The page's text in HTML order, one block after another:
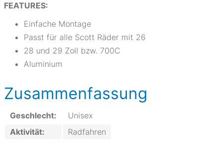
FEATURES:
Einfache Montage
Passt für alle Scott Räder mit 26
28 und 29 Zoll bzw. 700C
Aluminium
Zusammenfassung
Geschlecht:
Unisex
Aktivität:
Radfahren